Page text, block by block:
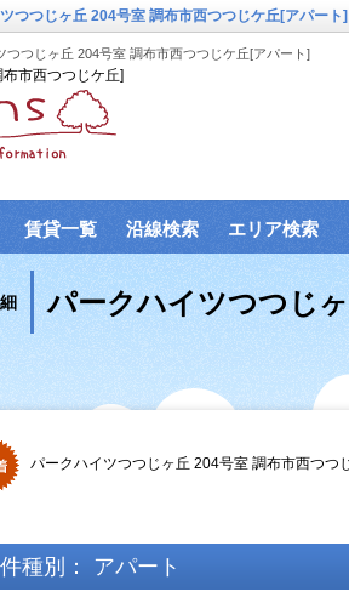
つつじヶ丘 204号室 調布市西つつじケ丘[アパート]
つつじヶ丘 204号室 調布市西つつじケ丘[アパート]
市西つつじケ丘]
賃貸一覧 沿線検索 エリア検索
パークハイツつつじ
パークハイツつつじヶ丘 204号室 調布市西つつ
種別： アパート